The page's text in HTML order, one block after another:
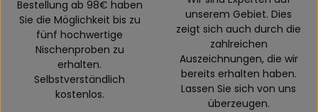
Bestellung ab 98€ haben
Sie die Möglichkeit bis zu
fünf hochwertige
Nischenproben zu
erhalten.
Selbstverständlich
kostenlos.
unserem Gebiet. Dies
zeigt sich auch durch die
zahlreichen
Auszeichnungen, die wir
bereits erhalten haben.
Lassen Sie sich von uns
überzeugen.